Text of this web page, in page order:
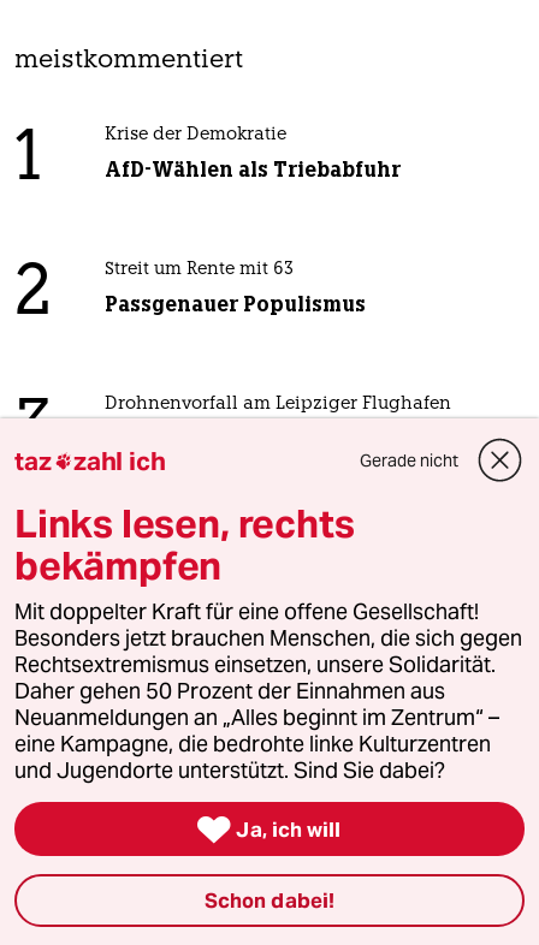
meistkommentiert
1 Krise der Demokratie
AfD-Wählen als Triebabfuhr
2 Streit um Rente mit 63
Passgenauer Populismus
3 Drohnenvorfall am Leipziger Flughafen
Kriegsführung
4 Nein zum Zivildienst
Hinterlistiger Schritt der
Bundesregierung
5 Unfall von CDU-Abgeordnetem
Thomas Bareiß crasht bei voller
Dröhnung
6
„Die Stadt ist gemacht für den weißen
Mann in einem Auto“
taz zahl ich Gerade nicht
Links lesen, rechts
bekämpfen
Mit doppelter Kraft für eine offene Gesellschaft!
Besonders jetzt brauchen Menschen, die sich gegen
Rechtsextremismus einsetzen, unsere Solidarität.
Daher gehen 50 Prozent der Einnahmen aus
Neuanmeldungen an „Alles beginnt im Zentrum“ –
eine Kampagne, die bedrohte linke Kulturzentren
und Jugendorte unterstützt. Sind Sie dabei?
 Ja, ich will
Schon dabei!